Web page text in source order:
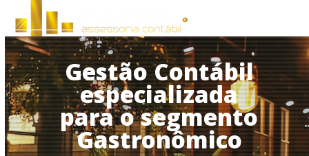
content
Open
mobile
menu
Close
mobile
menu
Gestão Contábil
especializada
para o segmento
Gastronômico